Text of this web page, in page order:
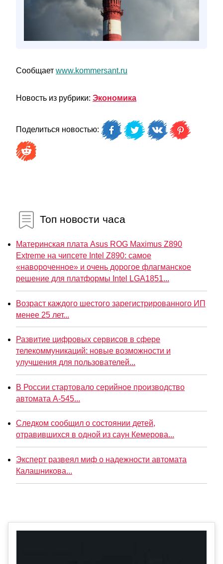
Сообщает www.kommersant.ru
Новость из рубрики: Экономика
Поделиться новостью:
Топ новости часа
Материнская плата Asus ROG Maximus Z890
Extreme на чипсете Intel Z890: самое
«навороченное» и очень дорогое флагманское
решение для платформы Intel LGA1851...
Возраст каждого шестого зарегистрированного ИП
менее 25 лет...
Развитие цифровых сервисов в сфере
телекоммуникаций: новые возможности и
улучшения для пользователей...
В России стартовало серийное производство
автомата А-545...
Следком сообщил о состоянии детей,
отравившихся в одной из саун Кемерова...
Эксперт развеял миф о надежности автомата
Калашникова...